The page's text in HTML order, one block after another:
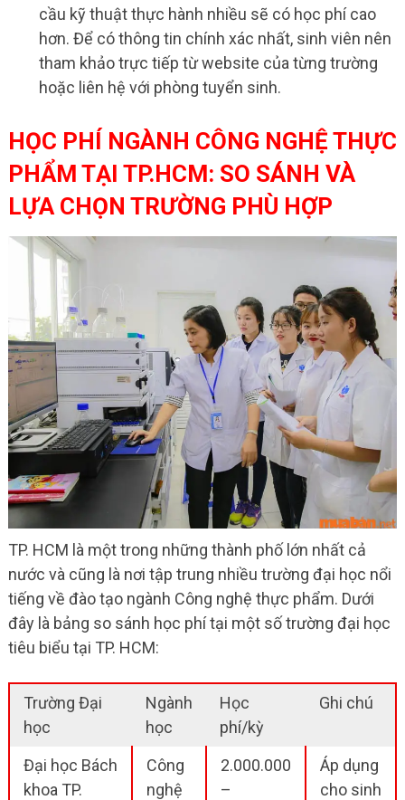
cầu kỹ thuật thực hành nhiều sẽ có học phí cao
hơn. Để có thông tin chính xác nhất, sinh viên nên
tham khảo trực tiếp từ website của từng trường
hoặc liên hệ với phòng tuyển sinh.
HỌC PHÍ NGÀNH CÔNG NGHỆ THỰC
PHẨM TẠI TP.HCM: SO SÁNH VÀ
LỰA CHỌN TRƯỜNG PHÙ HỢP
TP. HCM là một trong những thành phố lớn nhất cả
nước và cũng là nơi tập trung nhiều trường đại học nổi
tiếng về đào tạo ngành Công nghệ thực phẩm. Dưới
đây là bảng so sánh học phí tại một số trường đại học
tiêu biểu tại TP. HCM:
Trường Đại
học
Ngành
học
Học
phí/kỳ
Ghi chú
Đại học Bách
khoa TP.
Công
nghệ
2.000.000
–
Áp dụng
cho sinh